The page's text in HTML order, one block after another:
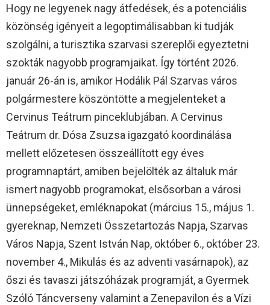
Hogy ne legyenek nagy átfedések, és a potenciális
közönség igényeit a legoptimálisabban ki tudják
szolgálni, a turisztika szarvasi szereplői egyeztetni
szokták nagyobb programjaikat. Így történt 2026.
január 26-án is, amikor Hodálik Pál Szarvas város
polgármestere köszöntötte a megjelenteket a
Cervinus Teátrum pinceklubjában. A Cervinus
Teátrum dr. Dósa Zsuzsa igazgató koordinálása
mellett előzetesen összeállított egy éves
programnaptárt, amiben bejelölték az általuk már
ismert nagyobb programokat, elsősorban a városi
ünnepségeket, emléknapokat (március 15., május 1.
gyereknap, Nemzeti Összetartozás Napja, Szarvas
Város Napja, Szent István Nap, október 6., október 23.
november 4., Mikulás és az adventi vasárnapok), az
őszi és tavaszi játszóházak programját, a Gyermek
Szóló Táncverseny valamint a Zenepavilon és a Vízi